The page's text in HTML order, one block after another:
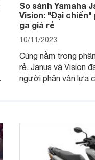
So sánh Yamaha
Vision: "Đại chiến"
ga giá rẻ
10/11/2023
Cùng nằm trong
rẻ, Janus và Vision
người phân vân lựa